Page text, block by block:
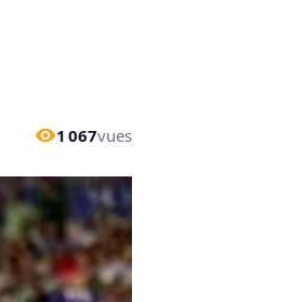
1 067vues